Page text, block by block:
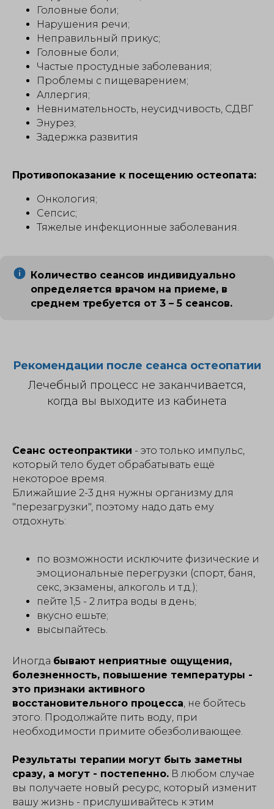
Головные боли;
Нарушения речи;
Неправильный прикус;
Головные боли;
Частые простудные заболевания;
Проблемы с пищеварением;
Аллергия;
Невнимательность, неусидчивость, СДВГ
Энурез;
Задержка развития
Противопоказание к посещению остеопата:
Онкология;
Сепсис;
Тяжелые инфекционные заболевания.
Количество сеансов индивидуально
определяется врачом на приеме, в
среднем требуется от 3 – 5 сеансов.
Рекомендации после сеанса остеопатии
Лечебный процесс не заканчивается,
когда вы выходите из кабинета
Сеанс остеопрактики - это только импульс,
который тело будет обрабатывать ещё
некоторое время.
Ближайшие 2-3 дня нужны организму для
"перезагрузки", поэтому надо дать ему
отдохнуть:
по возможности исключите физические и
эмоциональные перегрузки (спорт, баня,
секс, экзамены, алкоголь и т.д.);
пейте 1,5 - 2 литра воды в день;
вкусно ешьте;
высыпайтесь.
Иногда бывают неприятные ощущения,
болезненность, повышение температуры -
это признаки активного
восстановительного процесса, не бойтесь
этого. Продолжайте пить воду, при
необходимости примите обезболивающее.
Результаты терапии могут быть заметны
сразу, а могут - постепенно. В любом случае
вы получаете новый ресурс, который изменит
вашу жизнь - прислушивайтесь к этим